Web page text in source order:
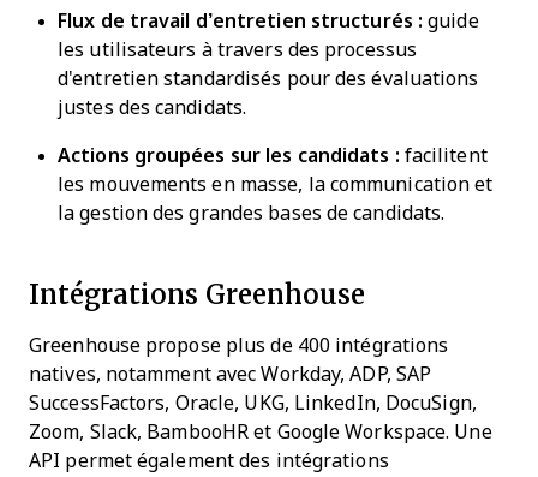
Flux de travail d’entretien structurés : guide
les utilisateurs à travers des processus
d'entretien standardisés pour des évaluations
justes des candidats.
Actions groupées sur les candidats : facilitent
les mouvements en masse, la communication et
la gestion des grandes bases de candidats.
Intégrations Greenhouse
Greenhouse propose plus de 400 intégrations
natives, notamment avec Workday, ADP, SAP
SuccessFactors, Oracle, UKG, LinkedIn, DocuSign,
Zoom, Slack, BambooHR et Google Workspace. Une
API permet également des intégrations